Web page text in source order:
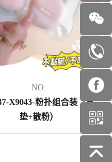
NO.
X9043-粉扑组合装（气
垫+散粉）